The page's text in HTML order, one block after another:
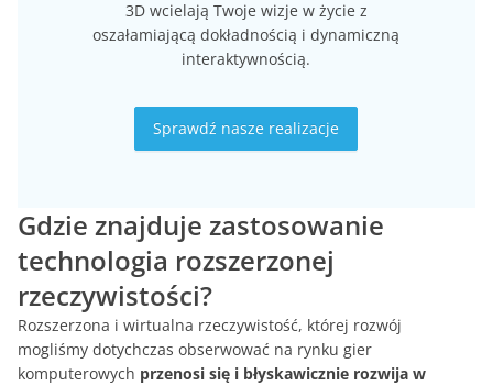
3D wcielają Twoje wizje w życie z
oszałamiającą dokładnością i dynamiczną
interaktywnością.
Sprawdź nasze realizacje
Gdzie znajduje zastosowanie
technologia rozszerzonej
rzeczywistości?
Rozszerzona i wirtualna rzeczywistość, której rozwój
mogliśmy dotychczas obserwować na rynku gier
komputerowych przenosi się i błyskawicznie rozwija w